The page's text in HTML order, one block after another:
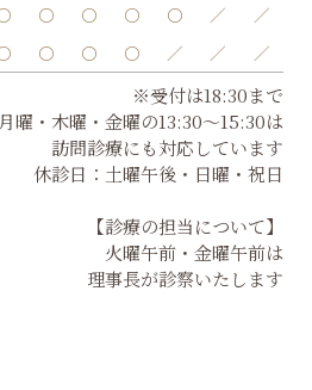
〇 〇 〇 〇 ／ ／
〇 〇 〇 ／ ／ ／
※受付は18:30まで
曜・木曜・金曜の13:30～15:30は
訪問診療にも対応しています
休診日：土曜午後・日曜・祝日
【診療の担当について】
火曜午前・金曜午前は
理事長が診察いたします